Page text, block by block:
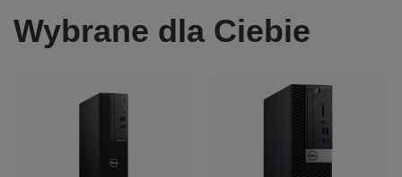
Wybrane dla Ciebie